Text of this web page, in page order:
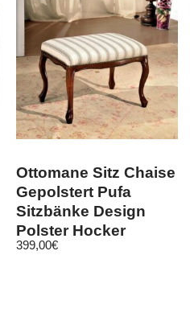
Ottomane Sitz Chaise
Gepolstert Pufa
Sitzbänke Design
Polster Hocker
Fußhocker
399,00€